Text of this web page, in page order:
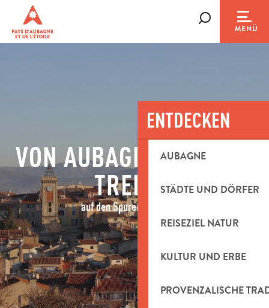
contenu
MENÜ
ENTDECKEN
AUBAGNE
STÄDTE UND DÖRFER
REISEZIEL NATUR
KULTUR UND ERBE
PROVENZALISCHE
VON AUBAGNE NACH LA
TREILLE
auf den Spuren von Pagnol